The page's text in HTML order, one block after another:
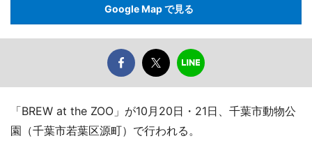
Google Map で見る
「BREW at the ZOO」が10月20日・21日、千葉市動物公
園（千葉市若葉区源町）で行われる。